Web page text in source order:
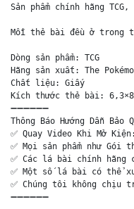
Sản phẩm chính hãng
Mỗi thẻ bài đều ở trong
Dòng sản phẩm: TCG
Hãng sản xuất: The
Chất liệu: Giấy
Kích thước thẻ bài:
➖➖➖➖➖➖
Thông Báo Hướng Dẫn Bảo
✅ Quay Video Khi Mở
✅ Mọi sản phẩm như
✅ Các lá bài chính
✅ Một số lá bài có thể
✅ Chúng tôi không chịu
➖➖➖➖➖➖